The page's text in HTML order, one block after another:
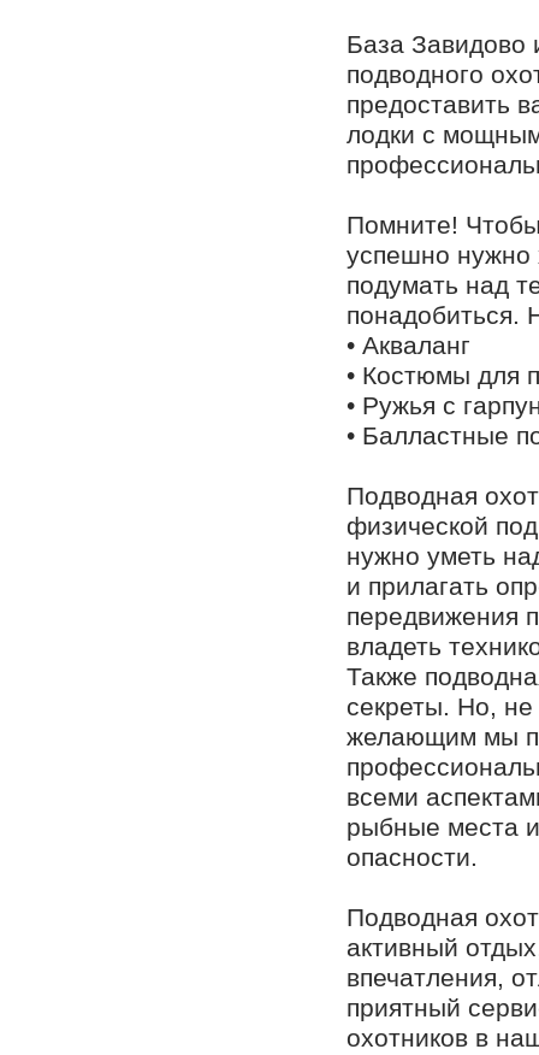
База Завидово
подводного
предоставить
лодки с
Помните!
успешно нужно
подумать над
понадобиться.
• Акваланг
• Костюмы для
• Ружья с
• Балластные
Подводная
физической
нужно уметь
и прилагать
передвижения
владеть
Также
секреты. Но,
желающим мы
всеми
рыбные места
опасности.
Подводная
активный
впечатления,
приятный
охотников в